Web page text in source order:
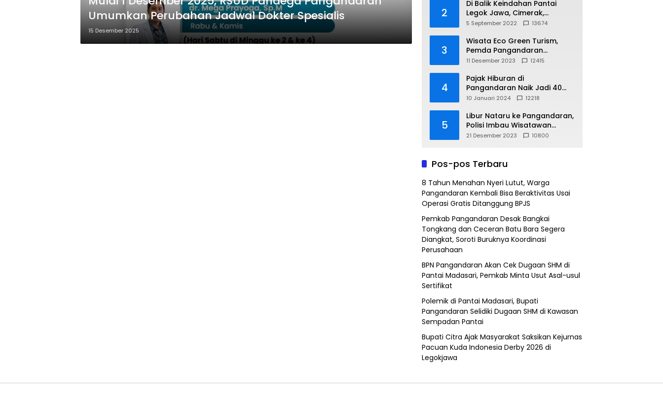
Umumkan Perubahan Jadwal Dokter Spesialis
15 Desember 2025
2
Di Balik Keindahan Pantai
Legok Jawa, Cimerak,
Pangandaran
5 September 2022 13674
3
Wisata Eco Green Turism,
Pemda Pangandaran
Gandeng PLN
11 Desember 2023 12415
4
Pajak Hiburan di
Pangandaran Naik Jadi 40
Persen
10 Januari 2024 12218
5
Libur Nataru ke Pangandaran,
Polisi Imbau Wisatawan
Gunakan Jalur Arteri
21 Desember 2023 10800
Pos-pos Terbaru
8 Tahun Menahan Nyeri Lutut, Warga
Pangandaran Kembali Bisa Beraktivitas Usai
Operasi Gratis Ditanggung BPJS
Pemkab Pangandaran Desak Bangkai
Tongkang dan Ceceran Batu Bara Segera
Diangkat, Soroti Buruknya Koordinasi
Perusahaan
BPN Pangandaran Akan Cek Dugaan SHM di
Pantai Madasari, Pemkab Minta Usut Asal-usul
Sertifikat
Polemik di Pantai Madasari, Bupati
Pangandaran Selidiki Dugaan SHM di Kawasan
Sempadan Pantai
Bupati Citra Ajak Masyarakat Saksikan Kejurnas
Pacuan Kuda Indonesia Derby 2026 di
Legokjawa